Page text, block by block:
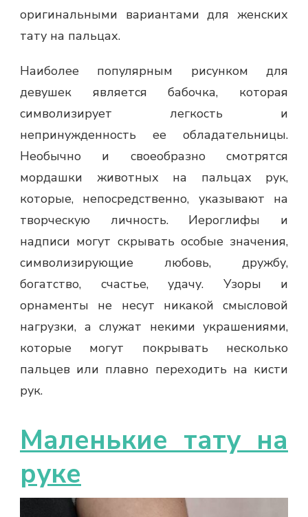
оригинальными вариантами для женских
тату на пальцах.
Наиболее популярным рисунком для
девушек является бабочка, которая
символизирует легкость и
непринужденность ее обладательницы.
Необычно и своеобразно смотрятся
мордашки животных на пальцах рук,
которые, непосредственно, указывают на
творческую личность. Иероглифы и
надписи могут скрывать особые значения,
символизирующие любовь, дружбу,
богатство, счастье, удачу. Узоры и
орнаменты не несут никакой смысловой
нагрузки, а служат некими украшениями,
которые могут покрывать несколько
пальцев или плавно переходить на кисти
рук.
Маленькие тату на
руке